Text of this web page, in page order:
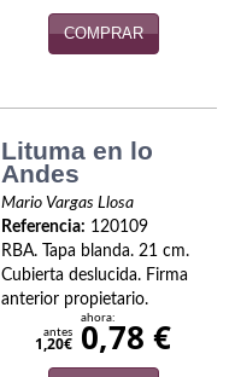
COMPRAR
Lituma en lo
Andes
Mario Vargas Llosa
Referencia: 120109
RBA. Tapa blanda. 21 cm.
Cubierta deslucida. Firma
anterior propietario.
antes
1,20€
ahora:
0,78 €